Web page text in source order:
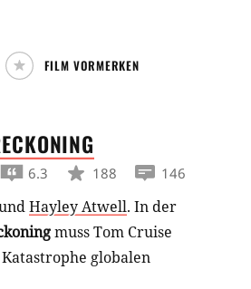
FILM VORMERKEN
6.3 188 146
Hayley Atwell. In der
muss Tom Cruise
globalen